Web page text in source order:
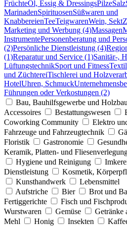
FrüchteÖl, Essig & DressingsPilzeSalz
MarinadenSpirituosenSüßwaren und
KnabbereienTeeTeigwarenWein, Sekt
Marketing und Werbung (4)Massagen
InstrumentePersonenberatung und
(2)Persönliche Dienstleistung (4)
(1)Reparatur und Service (1)Sanitär-,
LüftungstechnikSport und Fitness
und ZüchtereiTischlerei und
HotelUhren, Schmuck
Führungen oder Verkostungen (2)
Bau, Bauhilfsgewerbe und Holzbau
Accessoires
Bestattungswesen
Coworking Community
Elektro
Fahrzeuge und Fahrzeugtechnik
Floristik
Gastronomie
Keramik, Platten- und
Hygiene und Reinigung
Dienstleistung
Kosmetik,
Kunsthandwerk
Lebensmittel
Aufstriche
Bier Brot und
Fertiggerichte
Fisch und
Wurstwaren
Gemüse Getränke
Mehl
Honig Insekten